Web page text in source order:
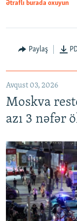
Ətraflı burada oxuyun
Paylaş
Avqust 03, 2026
Moskva
azı 3 nəfər